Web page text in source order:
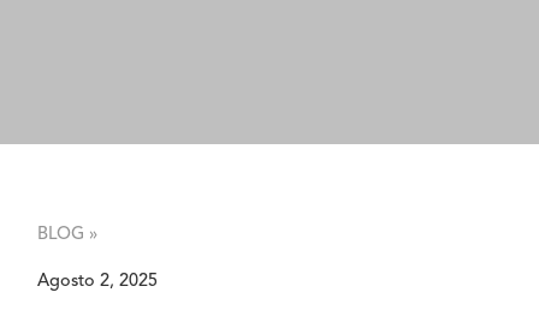
BLOG »
Agosto 2, 2025